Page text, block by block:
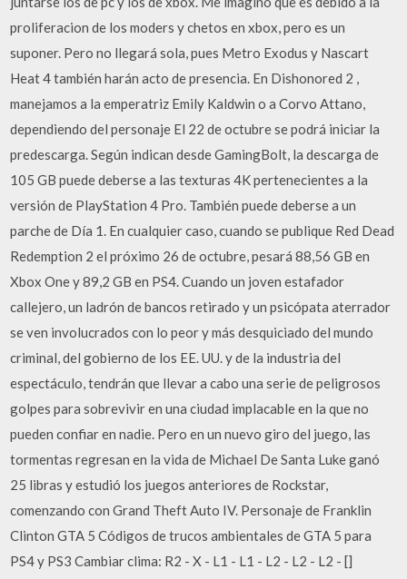
proliferacion de los moders y chetos en xbox, pero es un
suponer. Pero no llegará sola, pues Metro Exodus y Nascart
Heat 4 también harán acto de presencia. En Dishonored 2 ,
manejamos a la emperatriz Emily Kaldwin o a Corvo Attano,
dependiendo del personaje El 22 de octubre se podrá iniciar la
predescarga. Según indican desde GamingBolt, la descarga de
105 GB puede deberse a las texturas 4K pertenecientes a la
versión de PlayStation 4 Pro. También puede deberse a un
parche de Día 1. En cualquier caso, cuando se publique Red Dead
Redemption 2 el próximo 26 de octubre, pesará 88,56 GB en
Xbox One y 89,2 GB en PS4. Cuando un joven estafador
callejero, un ladrón de bancos retirado y un psicópata aterrador
se ven involucrados con lo peor y más desquiciado del mundo
criminal, del gobierno de los EE. UU. y de la industria del
espectáculo, tendrán que llevar a cabo una serie de peligrosos
golpes para sobrevivir en una ciudad implacable en la que no
pueden confiar en nadie. Pero en un nuevo giro del juego, las
tormentas regresan en la vida de Michael De Santa Luke ganó
25 libras y estudió los juegos anteriores de Rockstar,
comenzando con Grand Theft Auto IV. Personaje de Franklin
Clinton GTA 5 Códigos de trucos ambientales de GTA 5 para
PS4 y PS3 Cambiar clima: R2 - X - L1 - L1 - L2 - L2 - L2 - []